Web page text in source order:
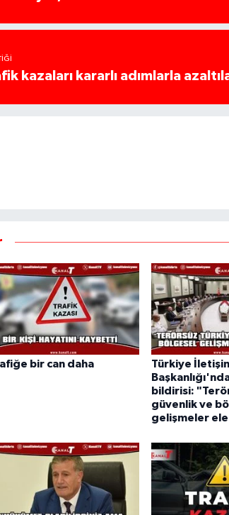
kazaları kararlı adımlarla
bir can daha
Türkiye
bildirisi:
güvenlik ve
gelişmeler ele